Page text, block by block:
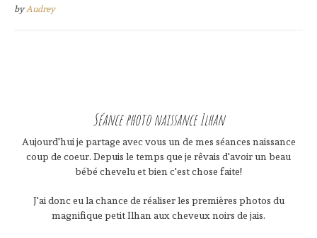
byAudrey
Séance photo naissance Ilhan
Aujourd'hui je partage avec vous un de mes séances naissance
coup de coeur. Depuis le temps que je rêvais d'avoir un beau
bébé chevelu et bien c'est chose faite!
J'ai donc eu la chance de réaliser les premières photos du
magnifique petit Ilhan aux cheveux noirs de jais.